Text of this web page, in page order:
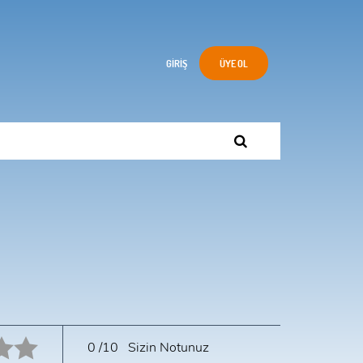
GIRIŞ ÜYE OL
0/10 Sizin Notunuz